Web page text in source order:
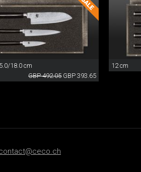
18.0 cm
GBP 492.05 GBP 393.65
12 cm